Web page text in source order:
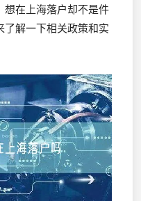
想在上海落户却不是件
了解一下相关政策和实